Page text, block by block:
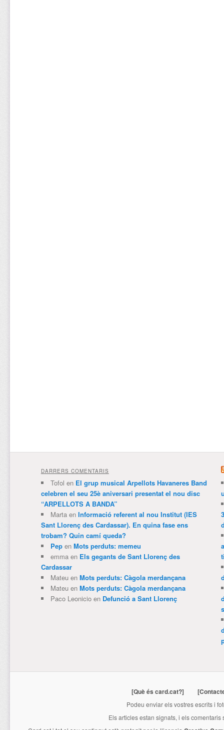
DARRERS COMENTARIS
Tofol en El grup musical Arpellots Havaneres Band
celebren el seu 25è aniversari presentat el nou disc
“ARPELLOTS A BANDA”
Martaen Informació referent al nou Institut (IES
Sant Llorenç des Cardassar). En quina fase ens
trobam? Quin camí queda?
Pepen Mots perduts: memeu
emmaen Els gegants de Sant Llorenç des
Cardassar
Mateuen Mots perduts: Càgola merdançana
Mateuen Mots perduts: Càgola merdançana
Paco Leonicioen Defunció a Sant Llorenç
[Què és card.cat?]
Podeu enviar els vostres escrits i
Els articles estan signats, i els